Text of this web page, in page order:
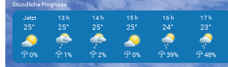
Stündliche Prognose
Jetzt
25°
0%
13 h
25°
1%
14 h
25°
2%
15 h
25°
0%
16 h
24°
39%
17 h
23°
48%